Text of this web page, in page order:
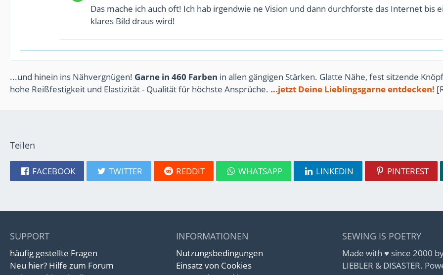
Das mache ich auch oft! Ich hab irgendwie ne Vision und dann durchforste das Internet bis
klares Bild draus wird!
...und hinein ins Nähvergnügen! Garne in 460 Farben in allen gängigen Stärken. Glatte Nähe, fest sitzende
hohe Reißfestigkeit und Elastizität - Qualität für höchste Ansprüche. ...jetzt Deine Lieblingsgarne entdecken!
Teilen
FACEBOOK TWITTER REDDIT WHATSAPP LINKEDIN PINTEREST
SUPPORT
häufig gestellte Fragen
Neu hier? Hilfe zum Forum
INFORMATIONEN
Nutzungsbedingungen
Einsatz von Cookies
SEWING IS POETRY
Made with ♥ since 2000
LIEBLER & DISASTER.